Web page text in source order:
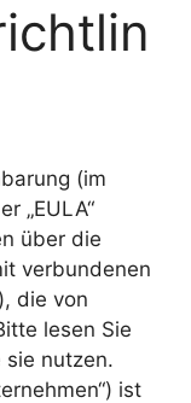
(im
„EULA“
über die
verbundenen
die von
lesen Sie
sie nutzen.
ist